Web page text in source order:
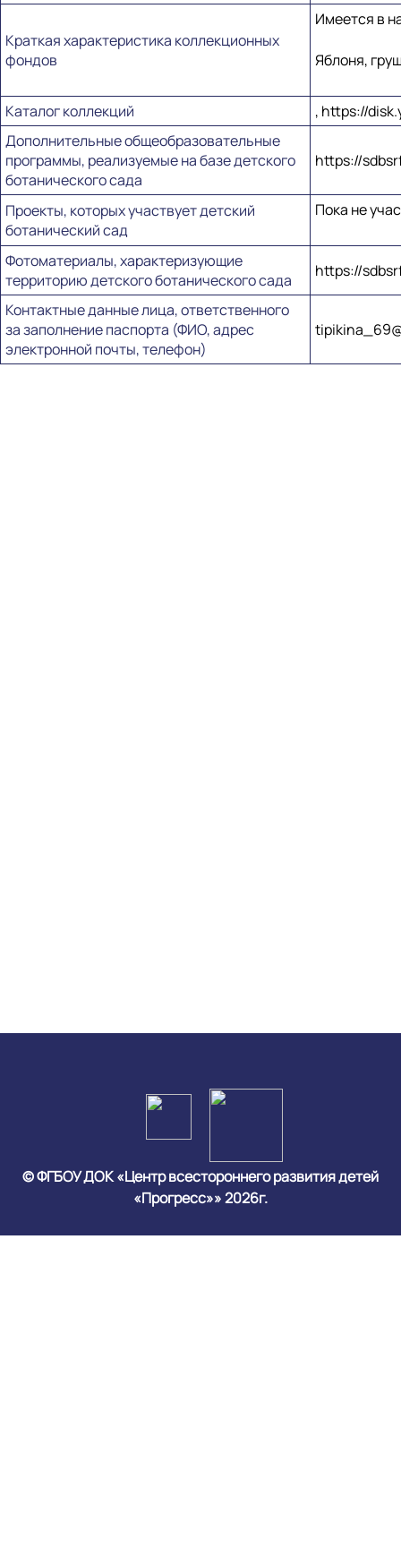
Краткая характеристика коллекционных
фондов
Имеется в
Яблоня,
Каталог коллекций
, https://
Дополнительные общеобразовательные
программы, реализуемые на базе детского
ботанического сада
https://
Проекты, которых участвует детский
ботанический сад
Пока не
Фотоматериалы, характеризующие
территорию детского ботанического сада
https://
Контактные данные лица, ответственного
за заполнение паспорта (ФИО, адрес
электронной почты, телефон)
© ФГБОУ ДОК «Центр всестороннего развития детей
«Прогресс»» 2026г.